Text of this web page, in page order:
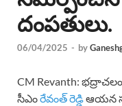
దంపతులు.
06/04/2025 - by
CM Revanth:
సీఎంరేవంత్ రెడ్డిఆయన